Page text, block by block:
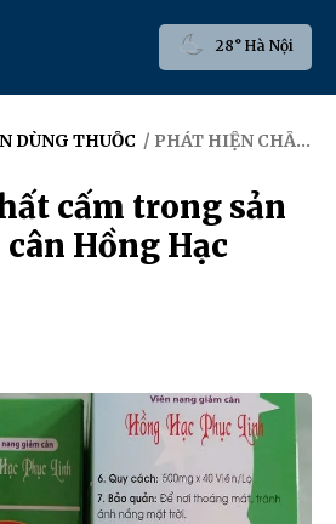
28° Hà Nội
DÙNG THUỐC / PHÁT HIỆN CHẤT CẤM TRONG SẢN PHẨM GIẢM CÂN HỒNG HẠC PHỤC LINH
cấm trong sản
Hồng Hạc